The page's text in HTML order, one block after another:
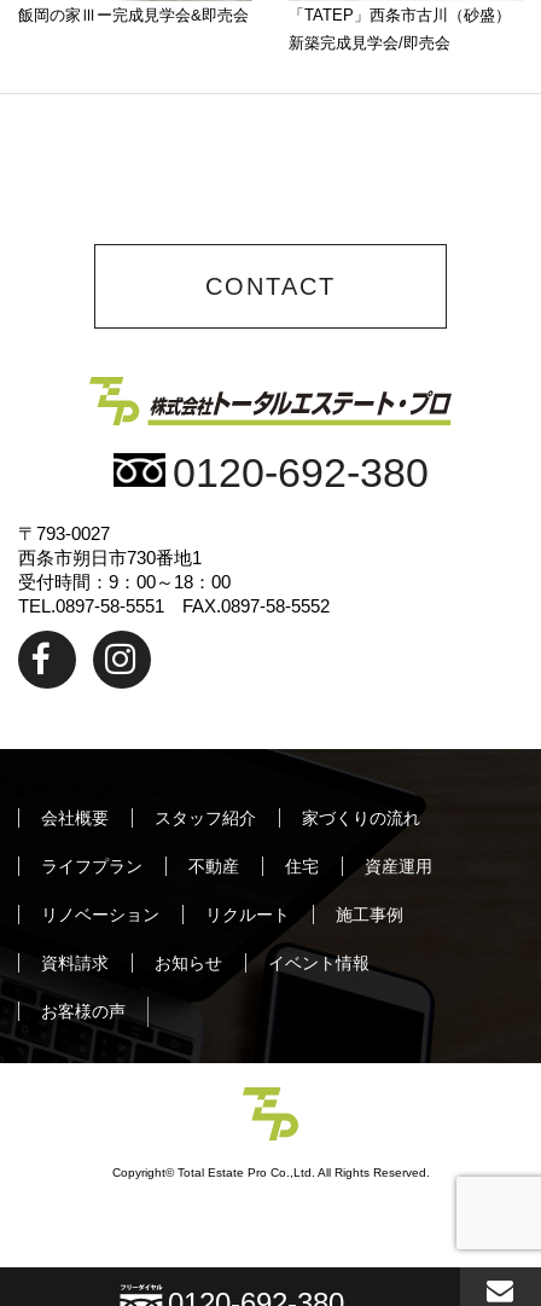
飯岡の家Ⅲー完成見学会&即売会
「TATEP」西条市古川（砂盛）
新築完成見学会/即売会
CONTACT
0120-692-380
〒793-0027
西条市朔日市730番地1
受付時間：9：00～18：00
TEL.0897-58-5551 FAX.0897-58-5552
会社概要 スタッフ紹介 家づくりの流れ
ライフプラン 不動産 住宅 資産運用
リノベーション リクルート 施工事例
資料請求 お知らせ イベント情報
お客様の声
Copyright© Total Estate Pro Co.,Ltd. All Rights Reserved.